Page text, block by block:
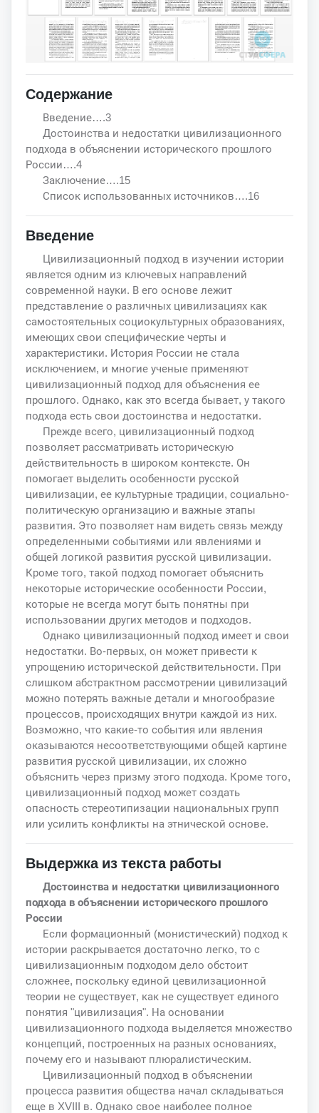
Содержание
Введение….3
Достоинства и недостатки цивилизационного
подхода в объяснении исторического прошлого
России….4
Заключение….15
Список использованных источников….16
Введение
Цивилизационный подход в изучении истории
является одним из ключевых направлений
современной науки. В его основе лежит
представление о различных цивилизациях как
самостоятельных социокультурных образованиях,
имеющих свои специфические черты и
характеристики. История России не стала
исключением, и многие ученые применяют
цивилизационный подход для объяснения ее
прошлого. Однако, как это всегда бывает, у такого
подхода есть свои достоинства и недостатки.
Прежде всего, цивилизационный подход
позволяет рассматривать историческую
действительность в широком контексте. Он
помогает выделить особенности русской
цивилизации, ее культурные традиции, социально-
политическую организацию и важные этапы
развития. Это позволяет нам видеть связь между
определенными событиями или явлениями и
общей логикой развития русской цивилизации.
Кроме того, такой подход помогает объяснить
некоторые исторические особенности России,
которые не всегда могут быть понятны при
использовании других методов и подходов.
Однако цивилизационный подход имеет и свои
недостатки. Во-первых, он может привести к
упрощению исторической действительности. При
слишком абстрактном рассмотрении цивилизаций
можно потерять важные детали и многообразие
процессов, происходящих внутри каждой из них.
Возможно, что какие-то события или явления
оказываются несоответствующими общей картине
развития русской цивилизации, их сложно
объяснить через призму этого подхода. Кроме того,
цивилизационный подход может создать
опасность стереотипизации национальных групп
или усилить конфликты на этнической основе.
Выдержка из текста работы
Достоинства и недостатки цивилизационного
подхода в объяснении исторического прошлого
России
Если формационный (монистический) подход к
истории раскрывается достаточно легко, то с
цивилизационным подходом дело обстоит
сложнее, поскольку единой цевилизационной
теории не существует, как не существует единого
понятия "цивилизация". На основании
цивилизационного подхода выделяется множество
концепций, построенных на разных основаниях,
почему его и называют плюралистическим.
Цивилизационный подход в объяснении
процесса развития общества начал складываться
еще в XVIII в. Однако свое наиболее полное